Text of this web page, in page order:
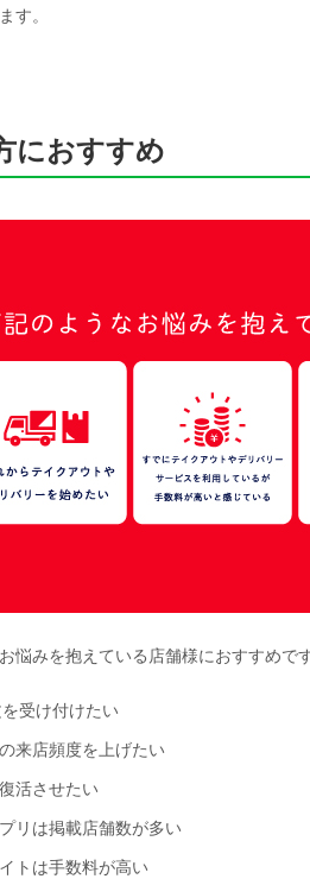
す。
におすすめ
悩みを抱えている店舗様におすすめです
を受け付けたい
来店頻度を上げたい
活させたい
リは掲載店舗数が多い
トは手数料が高い